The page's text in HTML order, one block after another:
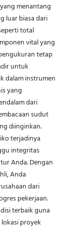
menantang
luar biasa dari
total
vital yang
tetap
untuk
dalam instrumen
yang
dari
sudut
diinginkan.
terjadinya
integritas
Anda. Dengan
Anda
dari
pekerjaan.
terbaik guna
proyek